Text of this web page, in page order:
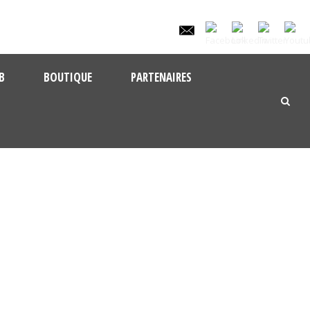
BOUTIQUE PARTENAIRES